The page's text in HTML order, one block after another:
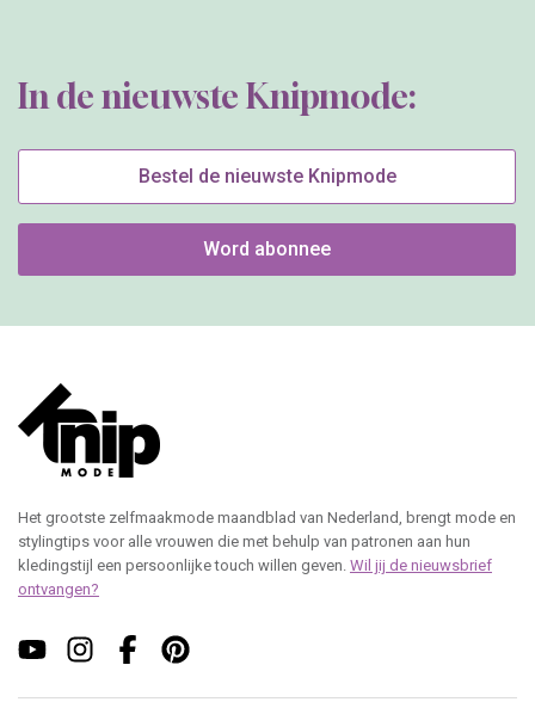
In de nieuwste Knipmode:
Bestel de nieuwste Knipmode
Word abonnee
Het grootste zelfmaakmode maandblad van Nederland, brengt mode en
stylingtips voor alle vrouwen die met behulp van patronen aan hun
kledingstijl een persoonlijke touch willen geven. Wil jij de nieuwsbrief
ontvangen?